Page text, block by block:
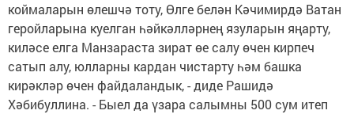
коймаларын өлешчә тоту, Өлге белән Кәчимирдә Ватан
геройларына куелган һәйкәлләрнең язуларын яңарту,
киләсе елга Манзараста зират өе салу өчен кирпеч
сатып алу, юлларны кардан чистарту һәм башка
кирәкләр өчен файдаландык, - диде Рашидә
Хәбибуллина. - Быел да үзара салымны 500 сум итеп